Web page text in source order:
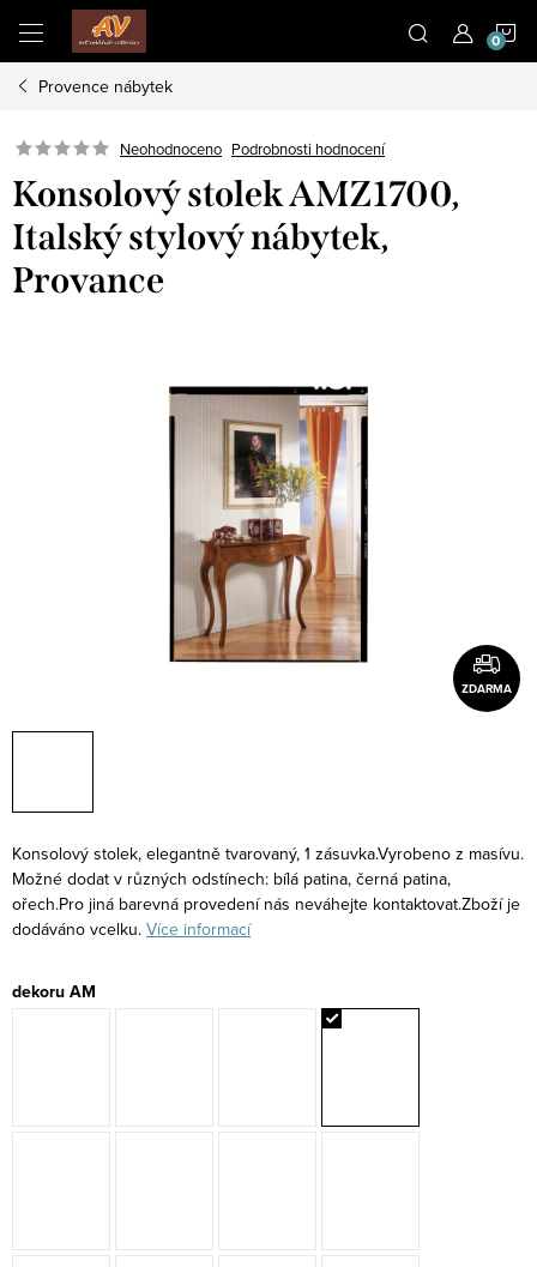
obsah
Provence nábytek
Neohodnoceno Podrobnosti hodnocení
Konsolový stolek AMZ1700,
Italský stylový nábytek,
Provance
ZDARMA
Konsolový stolek, elegantně tvarovaný, 1 zásuvka.Vyrobeno z masívu.
Možné dodat v různých odstínech: bílá patina, černá patina,
ořech.Pro jiná barevná provedení nás neváhejte kontaktovat.Zboží je
dodáváno vcelku. Více informací
dekoru AM